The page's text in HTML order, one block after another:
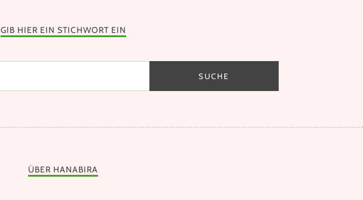
GIB HIER EIN STICHWORT EIN
ÜBER HANABIRA